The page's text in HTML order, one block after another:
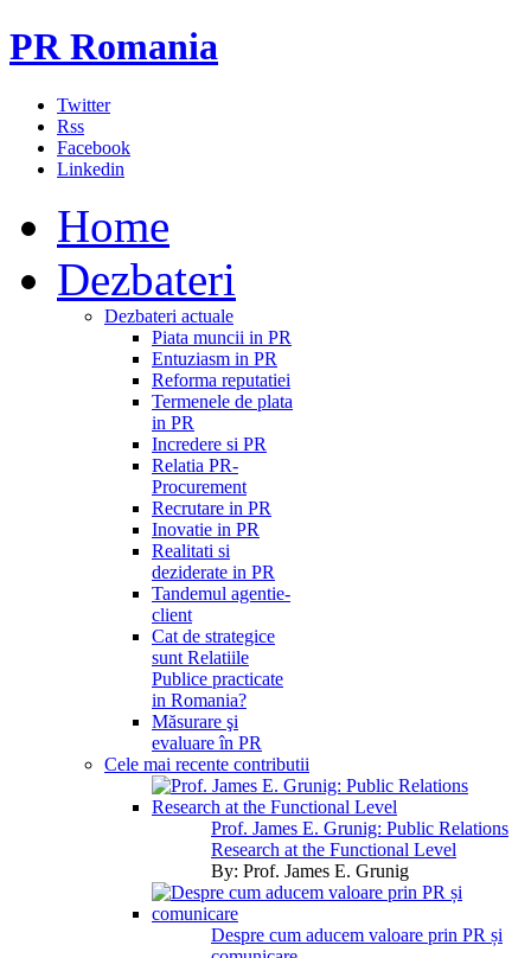
PR Romania
Twitter
Rss
Facebook
Linkedin
Home
Dezbateri
Dezbateri actuale
Piata muncii in PR
Entuziasm in PR
Reforma reputatiei
Termenele de plata
in PR
Incredere si PR
Relatia PR-
Procurement
Recrutare in PR
Inovatie in PR
Realitati si
deziderate in PR
Tandemul agentie-
client
Cat de strategice
sunt Relatiile
Publice practicate
in Romania?
Măsurare şi
evaluare în PR
Cele mai recente contributii
Prof. James E. Grunig: Public Relations
Research at the Functional Level
By: Prof. James E. Grunig
Despre cum aducem valoare prin PR și